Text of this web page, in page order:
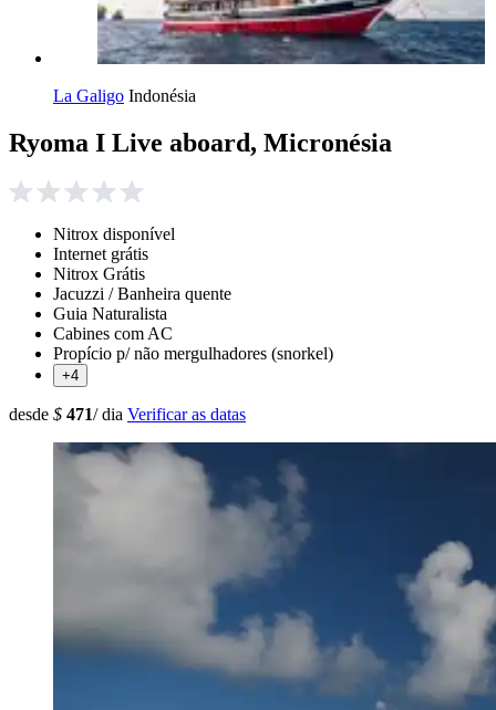
La Galigo Indonésia
Ryoma I Live aboard, Micronésia
Nitrox disponível
Internet grátis
Nitrox Grátis
Jacuzzi / Banheira quente
Guia Naturalista
Cabines com AC
Propício p/ não mergulhadores (snorkel)
+4
desde $ 471/ dia Verificar as datas